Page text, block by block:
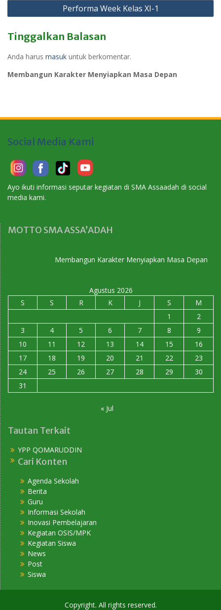
Performa Week Kelas XI-1
Tinggalkan Balasan
Anda harus masuk untuk berkomentar.
Membangun Karakter Menyiapkan Masa Depan
Social Media Kami
Ayo ikuti informasi seputar kegiatan di SMA Assaadah di social
media kami.
MOTTO SMA ASSA’ADAH
Membangun Karakter Menyiapkan Masa Depan
Agustus 2026
S
S R K J S
M
1
2
3
4 5 6 7 8
9
10
11 12 13 14 15
16
17
18 19 20 21 22
23
24
25 26 27 28 29
30
31
« Jul
Tautan Terkait
YPP QOMARUDDIN
Cari Konten
Agenda Sekolah
Berita
Guru
Informasi Sekolah
Inovasi Pembelajaran
Kegiatan OSIS/MPK
Kegiatan Siswa
News
Post
Siswa
Copyright. All rights reserved.